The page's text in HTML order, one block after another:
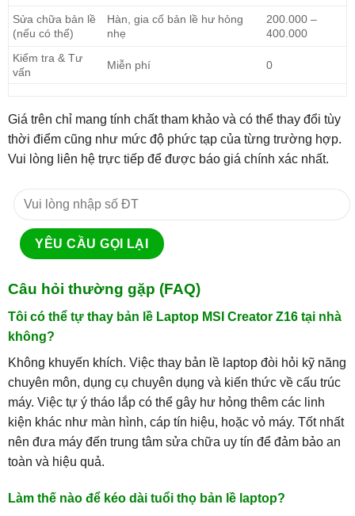
Sửa chữa bản lề
(nếu có thể)
Hàn, gia cố bản lề hư hỏng
nhẹ
200.000 –
400.000
Kiểm tra & Tư
vấn
Miễn phí 0
Giá trên chỉ mang tính chất tham khảo và có thể thay đổi tùy
thời điểm cũng như mức độ phức tạp của từng trường hợp.
Vui lòng liên hệ trực tiếp để được báo giá chính xác nhất.
Câu hỏi thường gặp (FAQ)
Tôi có thể tự thay bản lề Laptop MSI Creator Z16 tại nhà
không?
Không khuyến khích. Việc thay bản lề laptop đòi hỏi kỹ năng
chuyên môn, dụng cụ chuyên dụng và kiến thức về cấu trúc
máy. Việc tự ý tháo lắp có thể gây hư hỏng thêm các linh
kiện khác như màn hình, cáp tín hiệu, hoặc vỏ máy. Tốt nhất
nên đưa máy đến trung tâm sửa chữa uy tín để đảm bảo an
toàn và hiệu quả.
Làm thế nào để kéo dài tuổi thọ bản lề laptop?